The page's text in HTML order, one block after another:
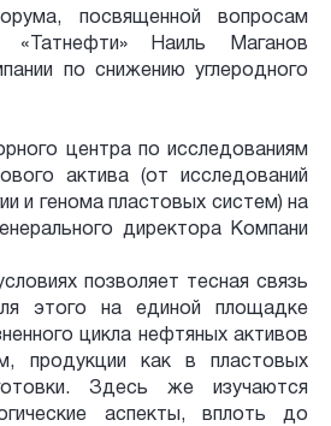
посвященной вопросам
«Татнефти» Наиль Маганов
по снижению углеродного
центра по исследованиям
актива (от исследований
и генома пластовых систем) на
директора Компани
позволяет тесная связь
этого на единой площадке
цикла нефтяных активов
продукции как в пластовых
Здесь же изучаются
аспекты, вплоть до